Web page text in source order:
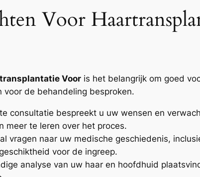
Voor
Voor is het belangrijk om goed
de behandeling besproken.
consultatie bespreekt u uw wensen en
meer te leren over het proces.
vragen naar uw medische geschiedenis,
voor de ingreep.
analyse van uw haar en hoofdhuid